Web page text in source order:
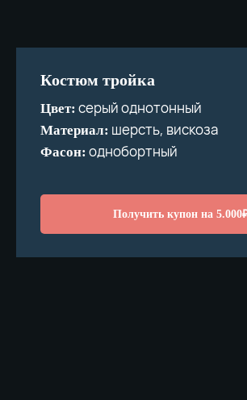
Костюм тройка
Цвет: серый однотонный
Материал: шерсть, вискоза
Фасон: однобортный
Получить купон на